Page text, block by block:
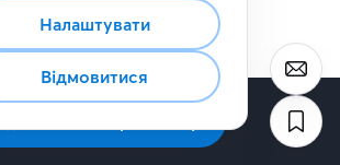
Налаштувати
Відмовитися